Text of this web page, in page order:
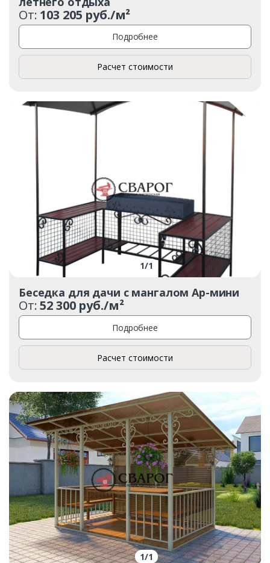
От: 103 205 руб./м²
Подробнее
Расчет стоимости
1/1
Беседка для дачи с мангалом Ар-мини
От:52 300 руб./м²
Подробнее
Расчет стоимости
1/1